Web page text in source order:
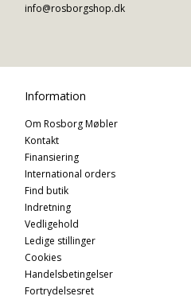
info@rosborgshop.dk
Information
Om Rosborg Møbler
Kontakt
Finansiering
International orders
Find butik
Indretning
Vedligehold
Ledige stillinger
Cookies
Handelsbetingelser
Fortrydelsesret